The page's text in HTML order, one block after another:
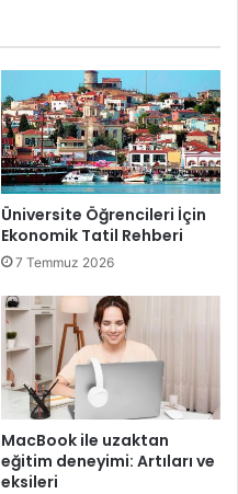
Üniversite Öğrencileri İçin
Ekonomik Tatil Rehberi
7 Temmuz 2026
MacBook ile uzaktan
eğitim deneyimi: Artıları ve
eksileri